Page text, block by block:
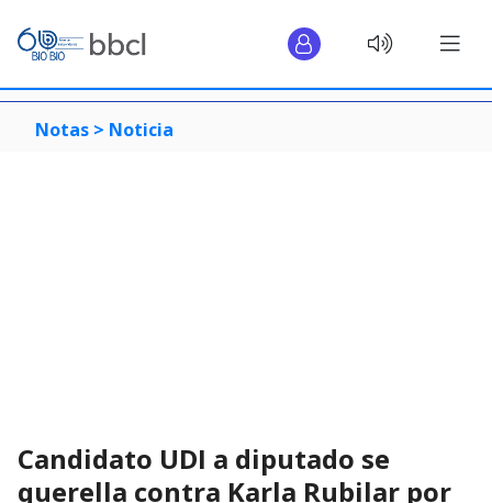
Notas > Noticia
Candidato UDI a diputado se
querella contra Karla Rubilar por